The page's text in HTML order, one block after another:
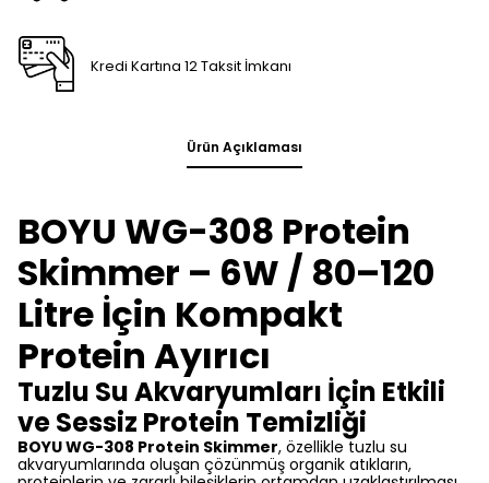
Kredi Kartına 12 Taksit İmkanı
Ürün Açıklaması
BOYU WG-308 Protein
Skimmer – 6W / 80–120
Litre İçin Kompakt
Protein Ayırıcı
Tuzlu Su Akvaryumları İçin Etkili
ve Sessiz Protein Temizliği
BOYU WG-308 Protein Skimmer, özellikle tuzlu su
akvaryumlarında oluşan çözünmüş organik atıkların,